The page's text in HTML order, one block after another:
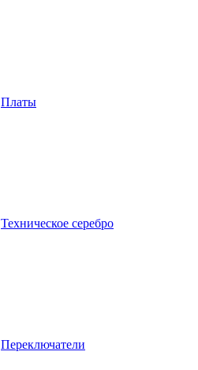
Платы
Техническое серебро
Переключатели